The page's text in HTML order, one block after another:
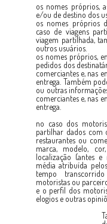
os nomes próprios,
e/ou de destino dos
os nomes próprios
caso de viagens
viagem partilhada,
outros usuários.
os nomes próprios,
pedidos dos
comerciantes e, nas
entrega. Também
ou outras
comerciantes e, nas
entrega.
no caso dos
partilhar dados com
restaurantes ou
marca, modelo,
localização (antes
média atribuída
tempo
motoristas ou
e o perfil dos
elogios e outras